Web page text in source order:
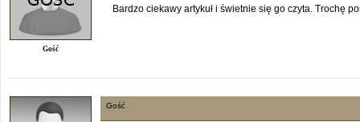
Gość
Bardzo ciekawy artykuł i świetnie się go czyta. Trochę
Gość